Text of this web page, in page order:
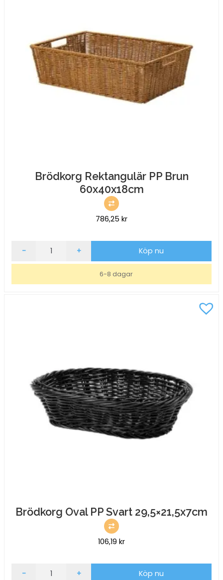
Brödkorg Rektangulär PP Brun
60x40x18cm
786,25 kr
Brödkorg
- + Köp nu
6-8 dagar
Brödkorg Oval PP Svart 29,5×21,5x7cm
106,19 kr
Brödkorg
- + Köp nu